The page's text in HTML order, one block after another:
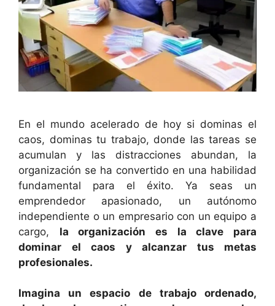
En el mundo acelerado de hoy si dominas el
caos, dominas tu trabajo, donde las tareas se
acumulan y las distracciones abundan, la
organización se ha convertido en una habilidad
fundamental para el éxito. Ya seas un
emprendedor apasionado, un autónomo
independiente o un empresario con un equipo a
cargo, la organización es la clave para
dominar el caos y alcanzar tus metas
profesionales.
Imagina un espacio de trabajo ordenado,